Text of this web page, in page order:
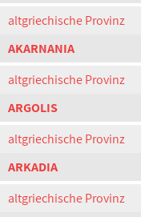
altgriechische Provinz
AKARNANIA
altgriechische Provinz
ARGOLIS
altgriechische Provinz
ARKADIA
altgriechische Provinz